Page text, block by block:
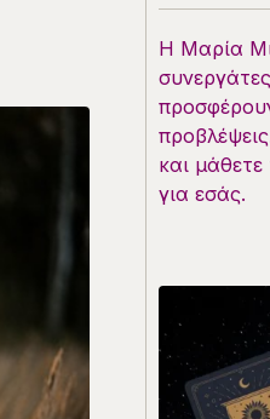
Η Μαρία
και μάθετε
για εσάς.